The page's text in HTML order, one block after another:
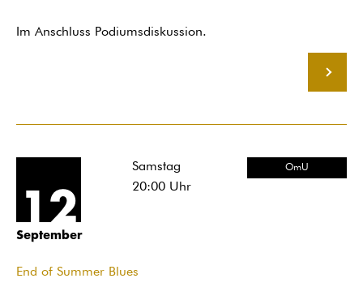
Im Anschluss Podiumsdiskussion.
12
September
Samstag
20:00Uhr
OmU
End of Summer Blues